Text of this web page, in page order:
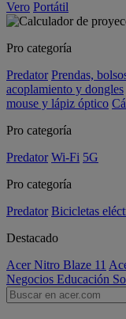
Vero Portátil
Pro categoría
Predator Prendas,
acoplamiento y dongles
mouse y lápiz óptico
Pro categoría
Predator Wi-Fi 5G
Pro categoría
Predator Bicicletas
Destacado
Acer Nitro Blaze 11
Negocios Educación